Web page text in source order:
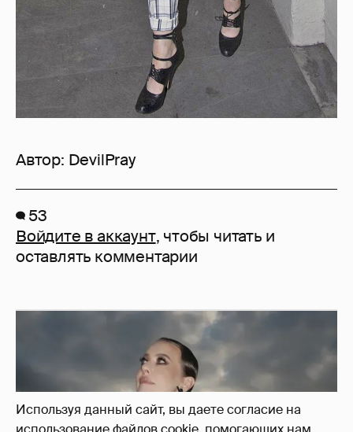
Используя данный сайт, вы даете согласие на
Автор: DevilPray
53
Войдите в аккаунт, чтобы читать и
оставлять комментарии